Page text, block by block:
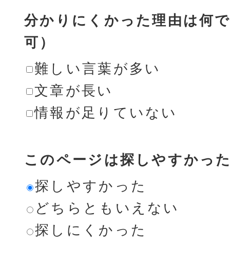
分かりにくかった理由は何
可）
難しい言葉が多い
文章が長い
情報が足りていない
このページは探しやすかっ
探しやすかった
どちらともいえない
探しにくかった